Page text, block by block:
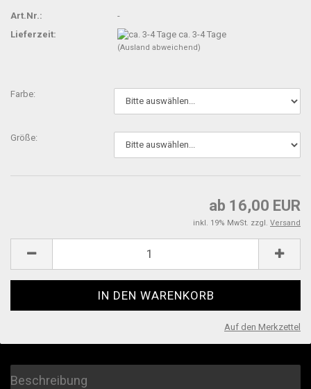
Art.Nr.:
-
Lieferzeit:
ca. 3-4 Tage
(Ausland abweichend)
Farbe:
Größe:
ab 16,00 EUR
inkl. 19% MwSt. zzgl. Versand
Auf den Merkzettel
Beschreibung